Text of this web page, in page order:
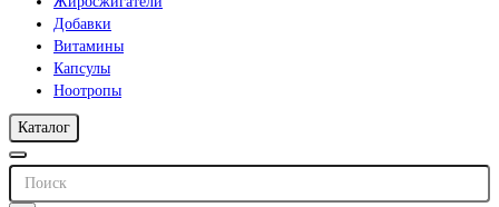
Добавки
Витамины
Капсулы
Ноотропы
Каталог